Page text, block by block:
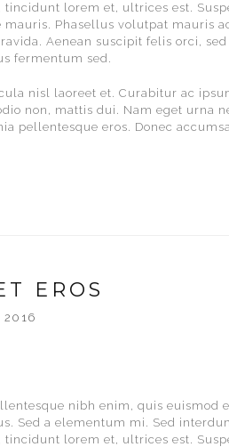
lorem et, ultrices est.
Phasellus volutpat mauris
Aenean suscipit felis orci, sed
fermentum sed.
nisl laoreet et. Curabitur ac
non, mattis dui. Nam eget urna
pellentesque eros. Donec
EROS
2016
nibh enim, quis euismod
Sed a elementum mi. Sed
lorem et, ultrices est.